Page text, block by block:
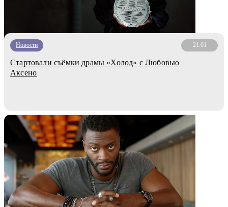
Новости 21.01
Стартовали съёмки драмы «Холод» с Любовью
Аксено